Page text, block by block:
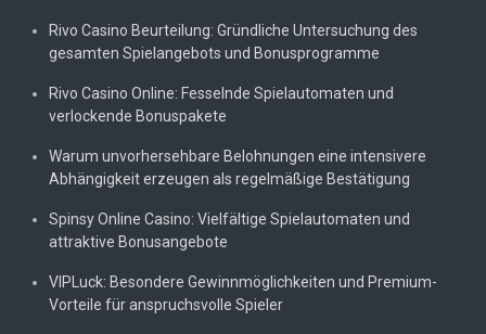
Rivo Casino Beurteilung: Gründliche Untersuchung des
gesamten Spielangebots und Bonusprogramme
Rivo Casino Online: Fesselnde Spielautomaten und
verlockende Bonuspakete
Warum unvorhersehbare Belohnungen eine intensivere
Abhängigkeit erzeugen als regelmäßige Bestätigung
Spinsy Online Casino: Vielfältige Spielautomaten und
attraktive Bonusangebote
VIPLuck: Besondere Gewinnmöglichkeiten und Premium-
Vorteile für anspruchsvolle Spieler